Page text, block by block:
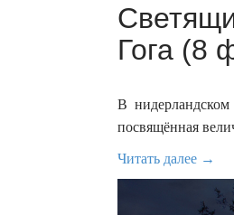
Гога (8
В
посвящённая
Читать далее →